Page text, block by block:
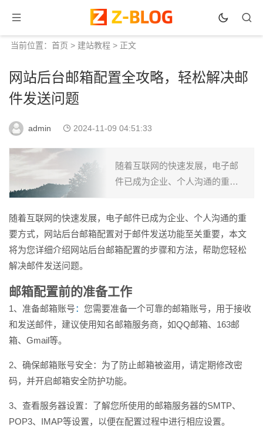
当前位置： 首页 > 建站教程 > 正文
网站后台邮箱配置全攻略，轻松解决邮
件发送问题
admin 2024-11-09 04:51:33
随着互联网的快速发展，电子邮
件已成为企业、个人沟通的重要
件发送功能至关重要，本文将为
您详细介绍网站后台邮箱配置的
步骤和方法，帮助您轻松解决
随着互联网的快速发展，电子邮件已成为企业、个人沟通的重
要方式，网站后台邮箱配置对于邮件发送功能至关重要，本文
将为您详细介绍网站后台邮箱配置的步骤和方法，帮助您轻松
解决邮件发送问题。
邮箱配置前的准备工作
1、准备邮箱账号： 您需要准备一个可靠的邮箱账号，用于接收
和发送邮件，建议使用知名邮箱服务商，如QQ邮箱、163邮
箱、Gmail等。
2、确保邮箱账号安全：为了防止邮箱被盗用，请定期修改密
码，并开启邮箱安全防护功能。
3、查看服务器设置：了解您所使用的邮箱服务器的SMTP、
POP3、IMAP等设置，以便在配置过程中进行相应设置。